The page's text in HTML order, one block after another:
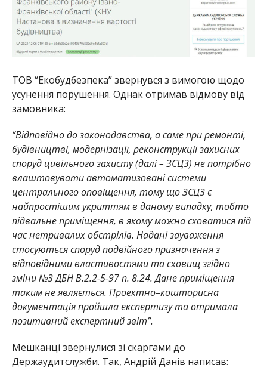
ТОВ “Екобудбезпека” звернувся з вимогою щодо
усунення порушення. Однак отримав відмову від
замовника:
“Відповідно до законодавства, а саме при ремонті,
будівництві, модернізації, реконструкції захисних
споруд цивільного захисту (далі – ЗСЦЗ) не потрібно
влаштовувати автоматизовані системи
центрального оповіщення, тому що ЗСЦЗ є
найпростішим укриттям в даному випадку, тобто
підвальне приміщення, в якому можна сховатися під
час нетривалих обстрілів. Надані зауваження
стосуються споруд подвійного призначення з
відповідними властивостями та сховищ згідно
зміни №3 ДБН В.2.2-5-97 п. 8.24. Дане приміщення
таким не являється. Проектно–кошторисна
документація пройшла експертизу та отримала
позитивний експертний звіт”.
Мешканці звернулися зі скаргами до
Держаудитслужби. Так, Андрій Данів написав: